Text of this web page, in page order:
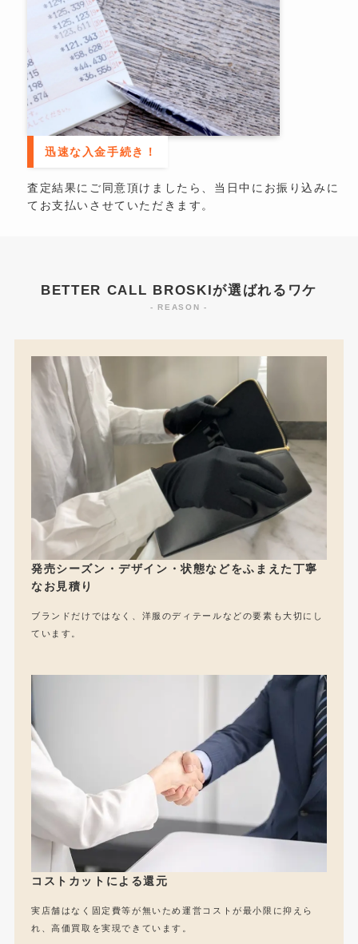
迅速な入金手続き！
査定結果にご同意頂けましたら、当日中にお振り込みに
てお支払いさせていただきます。
BETTER CALL BROSKIが選ばれるワケ
- REASON -
発売シーズン・デザイン・状態などをふまえた丁寧
なお見積り
ブランドだけではなく、洋服のディテールなどの要素も大切にし
ています。
コストカットによる還元
実店舗はなく固定費等が無いため運営コストが最小限に抑えら
れ、高価買取を実現できています。